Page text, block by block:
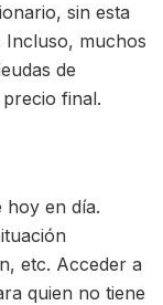
sin esta
Incluso, muchos
de
final.
hoy en día.
etc. Acceder a
quien no tiene